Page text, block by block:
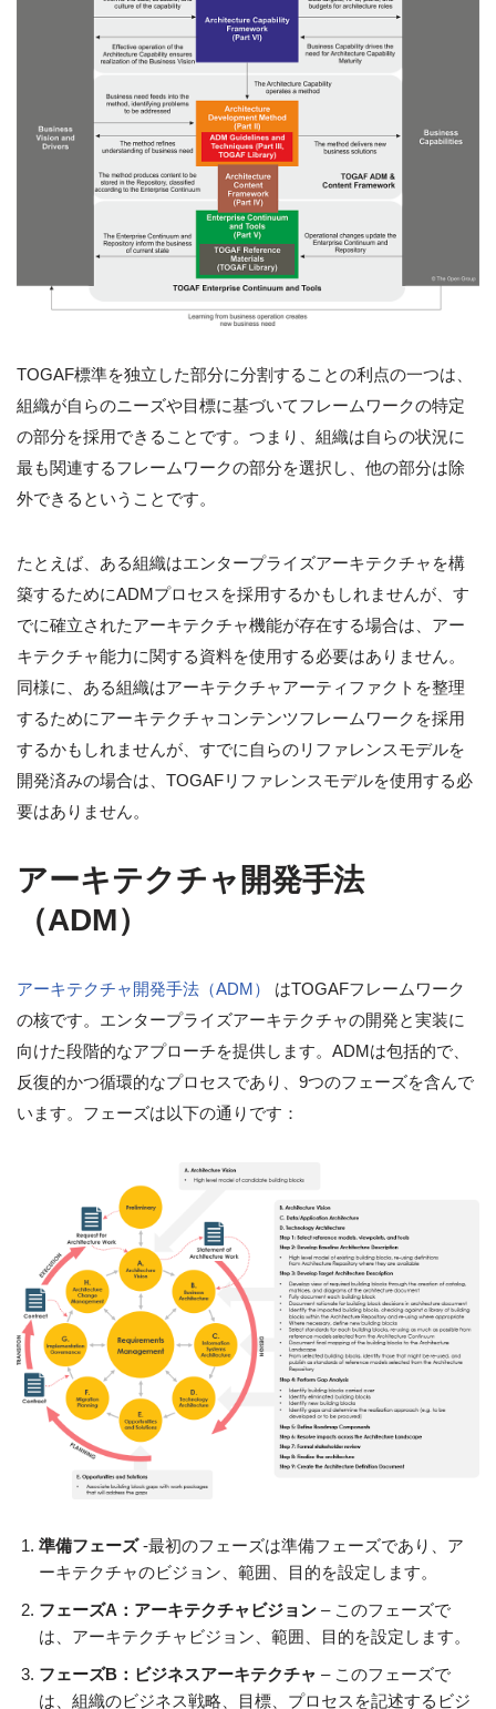
TOGAF標準を独立した部分に分割することの利点の一つは、
組織が自らのニーズや目標に基づいてフレームワークの特定
の部分を採用できることです。つまり、組織は自らの状況に
最も関連するフレームワークの部分を選択し、他の部分は除
外できるということです。
たとえば、ある組織はエンタープライズアーキテクチャを構
築するためにADMプロセスを採用するかもしれませんが、す
でに確立されたアーキテクチャ機能が存在する場合は、アー
キテクチャ能力に関する資料を使用する必要はありません。
同様に、ある組織はアーキテクチャアーティファクトを整理
するためにアーキテクチャコンテンツフレームワークを採用
するかもしれませんが、すでに自らのリファレンスモデルを
開発済みの場合は、TOGAFリファレンスモデルを使用する必
要はありません。
アーキテクチャ開発手法
（ADM）
アーキテクチャ開発手法（ADM）
はTOGAFフレームワーク
の核です。エンタープライズアーキテクチャの開発と実装に
向けた段階的なアプローチを提供します。ADMは包括的で、
反復的かつ循環的なプロセスであり、9つのフェーズを含んで
います。フェーズは以下の通りです：
準備フェーズ-最初のフェーズは準備フェーズであり、ア
ーキテクチャのビジョン、範囲、目的を設定します。
フェーズA：アーキテクチャビジョン – このフェーズで
は、アーキテクチャビジョン、範囲、目的を設定します。
フェーズB：ビジネスアーキテクチャ – このフェーズで
は、組織のビジネス戦略、目標、プロセスを記述するビジ